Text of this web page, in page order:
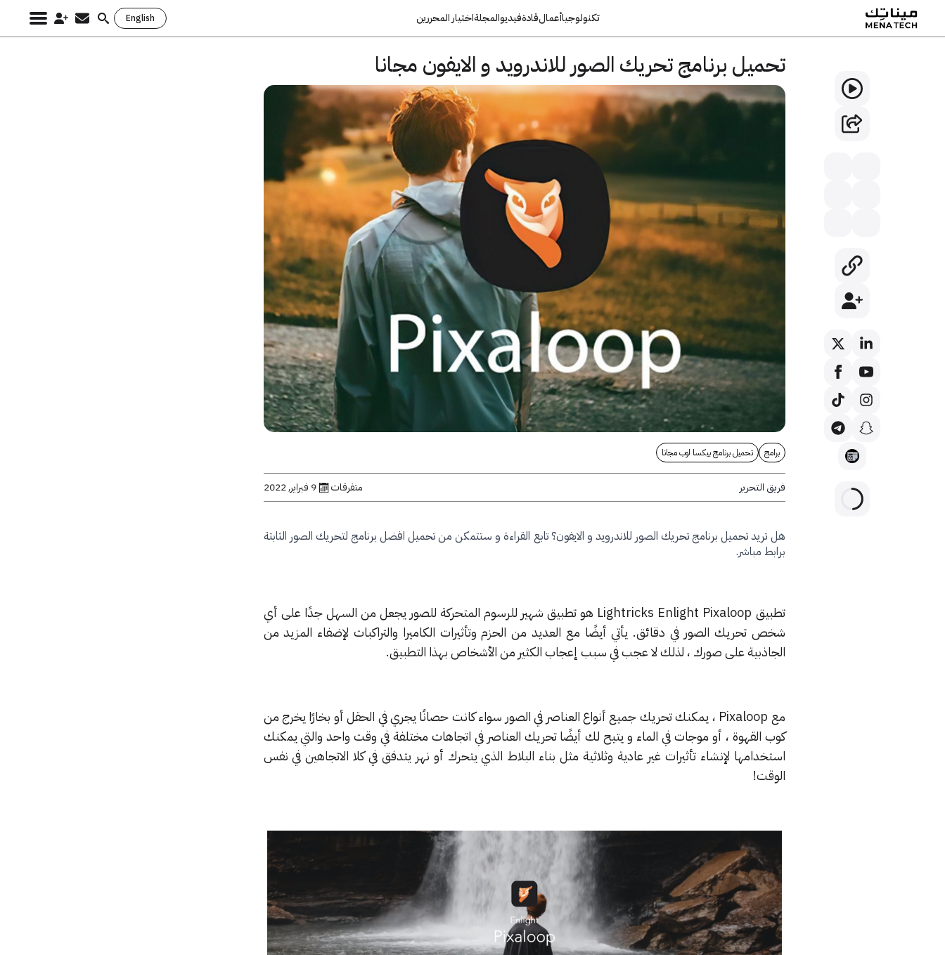
تكنولوجياأعمالقادةفيديوالمجلةاختيار المحررين English
Search
تحميل برنامج تحريك الصور للاندرويد و الايفون مجانا
برامج تحميل برنامج بيكسا لوب مجانا
فريق التحرير متفرقات 9 فبراير, 2022
هل تريد تحميل برنامج تحريك الصور للاندرويد و الايفون؟ تابع القراءة و ستتمكن من تحميل افضل برنامج لتحريك الصور الثابتة
برابط مباشر.
تطبيق Lightricks Enlight Pixaloop هو تطبيق شهير للرسوم المتحركة للصور يجعل من السهل جدًا على أي
شخص تحريك الصور في دقائق. يأتي أيضًا مع العديد من الحزم وتأثيرات الكاميرا والتراكبات لإضفاء المزيد من
الجاذبية على صورك ، لذلك لا عجب في سبب إعجاب الكثير من الأشخاص بهذا التطبيق.
مع Pixaloop ، يمكنك تحريك جميع أنواع العناصر في الصور سواء كانت حصانًا يجري في الحقل أو بخارًا يخرج من
كوب القهوة ، أو موجات في الماء و يتيح لك أيضًا تحريك العناصر في اتجاهات مختلفة في وقت واحد والتي يمكنك
استخدامها لإنشاء تأثيرات غير عادية وثلاثية مثل بناء البلاط الذي يتحرك أو نهر يتدفق في كلا الاتجاهين في نفس
الوقت!